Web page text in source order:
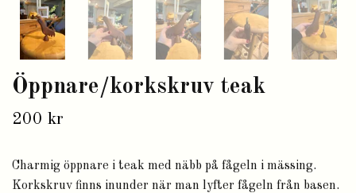
Öppnare/korkskruv teak
200 kr
Charmig öppnare i teak med näbb på fågeln i mässing.
Korkskruv finns inunder när man lyfter fågeln från basen.